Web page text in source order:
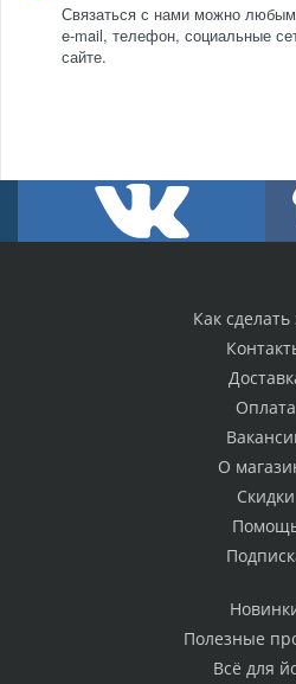
Связаться с нами можно
e-mail, телефон, социальные
сайте.
Как сделать
Оплата
О
Скидки
Полезные
Всё для